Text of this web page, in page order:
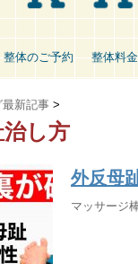
整体のご予約 整体料金
最新記事 >
し方
外反母
マッサー